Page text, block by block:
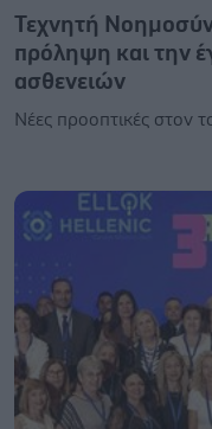
Τεχνητή
πρόληψη και την
ασθενειών
Νέες προοπτικές στον